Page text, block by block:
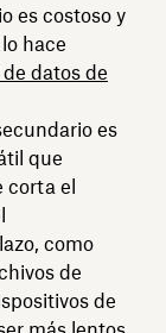
es costoso y
hace
datos de
es
que
corta el
como
de
de